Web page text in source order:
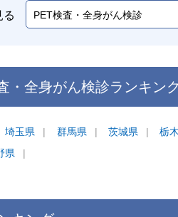
る
・全身がん検診ランキン
埼玉県 群馬県 茨城県 栃
県